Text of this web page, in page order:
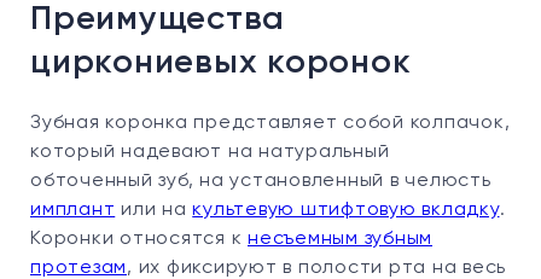
Преимущества
циркониевых коронок
Зубная коронка представляет собой колпачок,
который надевают на натуральный
обточенный зуб, на установленный в челюсть
имплант или накультевую штифтовую вкладку.
Коронки относятся к несъемным зубным
протезам, их фиксируют в полости рта на весь